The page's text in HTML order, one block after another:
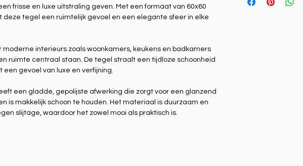
frisse en luxe uitstraling geven. Met een formaat van 60x60
deze tegel een ruimtelijk gevoel en een elegante sfeer in elke
moderne interieurs zoals woonkamers, keukens en badkamers
ruimte centraal staan. De tegel straalt een tijdloze schoonheid
een gevoel van luxe en verfijning.
een gladde, gepolijste afwerking die zorgt voor een glanzend
is makkelijk schoon te houden. Het materiaal is duurzaam en
slijtage, waardoor het zowel mooi als praktisch is.